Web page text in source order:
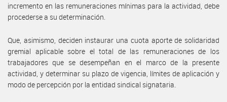
incremento en las remuneraciones mínimas para la actividad, debe
procederse a su determinación.
Que, asimismo, deciden instaurar una cuota aporte de solidaridad
gremial aplicable sobre el total de las remuneraciones de los
trabajadores que se desempeñan en el marco de la presente
actividad, y determinar su plazo de vigencia, límites de aplicación y
modo de percepción por la entidad sindical signataria.